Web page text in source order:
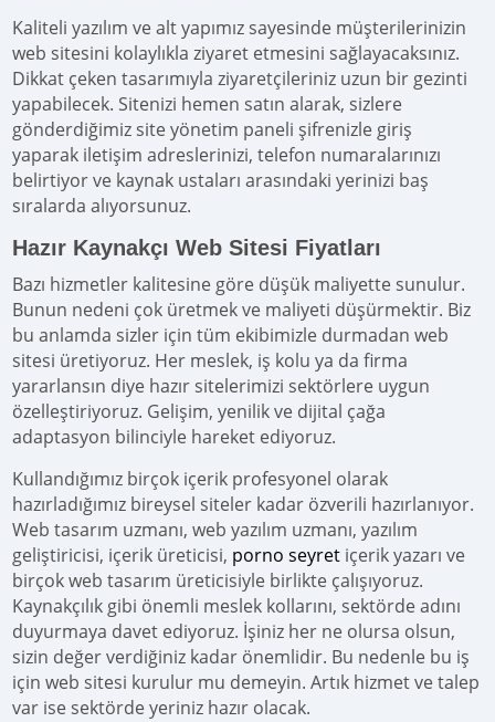
Kaliteli yazılım ve alt yapımız sayesinde müşterilerinizin
web sitesini kolaylıkla ziyaret etmesini sağlayacaksınız.
Dikkat çeken tasarımıyla ziyaretçileriniz uzun bir gezinti
yapabilecek. Sitenizi hemen satın alarak, sizlere
gönderdiğimiz site yönetim paneli şifrenizle giriş
yaparak iletişim adreslerinizi, telefon numaralarınızı
belirtiyor ve kaynak ustaları arasındaki yerinizi baş
sıralarda alıyorsunuz.
Hazır Kaynakçı Web Sitesi Fiyatları
Bazı hizmetler kalitesine göre düşük maliyette sunulur.
Bunun nedeni çok üretmek ve maliyeti düşürmektir. Biz
bu anlamda sizler için tüm ekibimizle durmadan web
sitesi üretiyoruz. Her meslek, iş kolu ya da firma
yararlansın diye hazır sitelerimizi sektörlere uygun
özelleştiriyoruz. Gelişim, yenilik ve dijital çağa
adaptasyon bilinciyle hareket ediyoruz.
Kullandığımız birçok içerik profesyonel olarak
hazırladığımız bireysel siteler kadar özverili hazırlanıyor.
Web tasarım uzmanı, web yazılım uzmanı, yazılım
geliştiricisi, içerik üreticisi, porno seyret içerik yazarı ve
birçok web tasarım üreticisiyle birlikte çalışıyoruz.
Kaynakçılık gibi önemli meslek kollarını, sektörde adını
duyurmaya davet ediyoruz. İşiniz her ne olursa olsun,
sizin değer verdiğiniz kadar önemlidir. Bu nedenle bu iş
için web sitesi kurulur mu demeyin. Artık hizmet ve talep
var ise sektörde yeriniz hazır olacak.